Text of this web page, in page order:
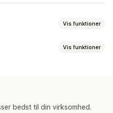
Vis funktioner
ROAS
Profitindblik
Vis funktioner
bedst til din virksomhed.